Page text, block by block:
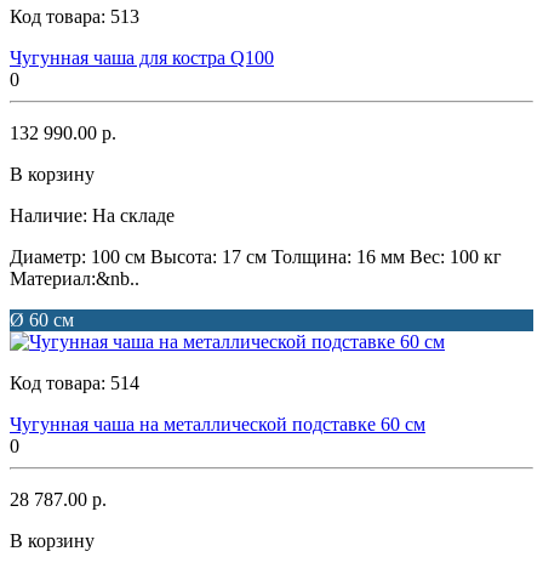
Код товара: 513
Чугунная чаша для костра Q100
0
132 990.00 р.
В корзину
Наличие: На складе
Диаметр: 100 см Высота: 17 см Толщина: 16 мм Вес: 100 кг
Материал:&nb..
Ø 60 см
Код товара: 514
Чугунная чаша на металлической подставке 60 см
0
28 787.00 р.
В корзину